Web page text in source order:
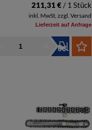
211,31 € / 1 Stück
inkl. MwSt, zzgl. Versand
Lieferzeit auf Anfrage